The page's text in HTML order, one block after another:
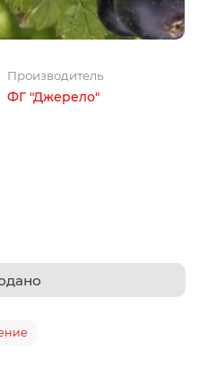
Производитель
ФГ "Джерело"